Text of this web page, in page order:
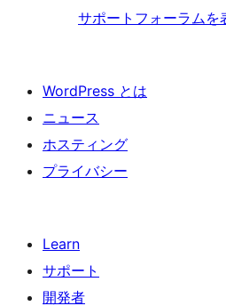
サポートフォーラムを
WordPress とは
ニュース
ホスティング
プライバシー
Learn
サポート
開発者